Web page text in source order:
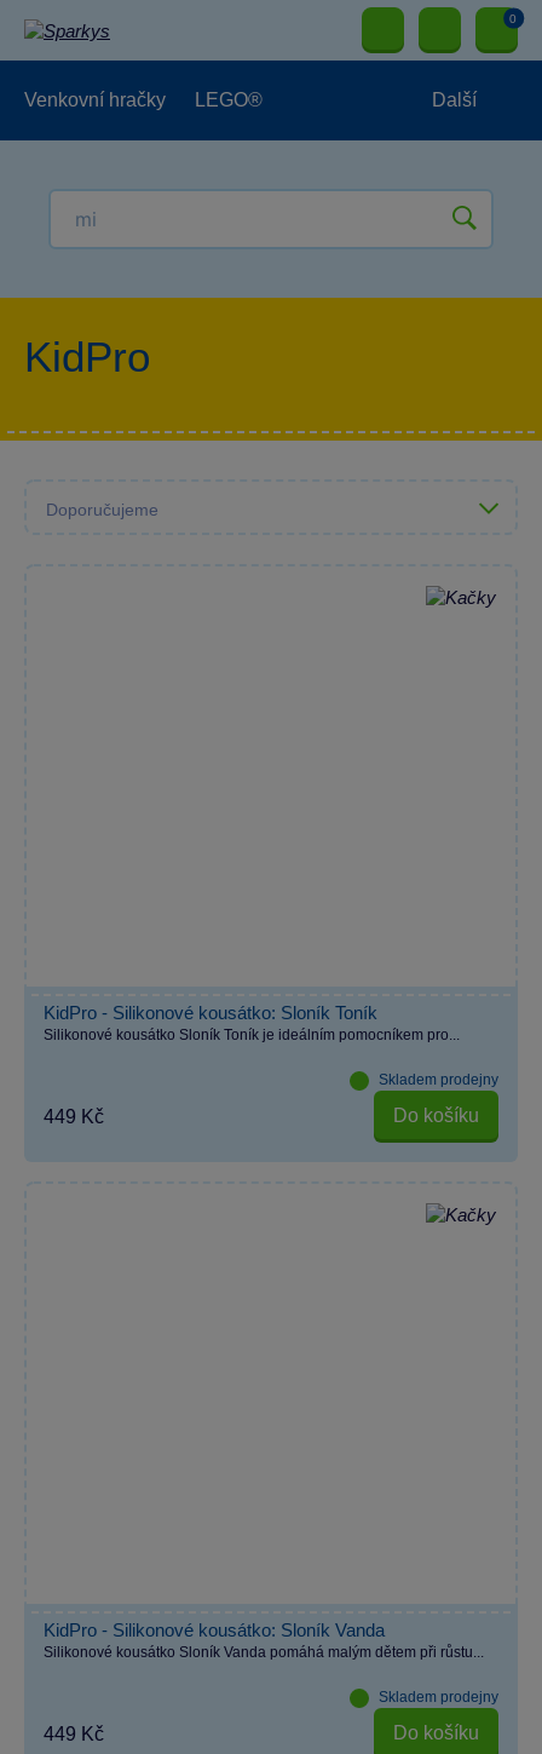
0
Venkovní hračky LEGO® Další
KidPro
KidPro - Silikonové kousátko: Sloník Toník
Silikonové kousátko Sloník Toník je ideálním pomocníkem pro...
Skladem prodejny
449 Kč Do košíku
KidPro - Silikonové kousátko: Sloník Vanda
Silikonové kousátko Sloník Vanda pomáhá malým dětem při růstu...
Skladem prodejny
449 Kč Do košíku